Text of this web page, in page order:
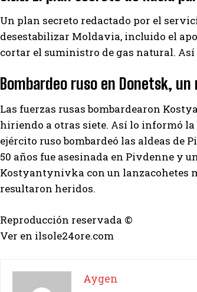
Un plan secreto redactado por el
desestabilizar Moldavia, incluido el
cortar el suministro de gas natural.
Bombardeo ruso en Donetsk,
Las fuerzas rusas bombardearon
hiriendo a otras siete. Así lo informó
ejército ruso bombardeó las aldeas
50 años fue asesinada en Pivdenne y
Kostyantynivka con un lanzacohetes
resultaron heridos.
Reproducción reservada ©
Ver en ilsole24ore.com
Aygen